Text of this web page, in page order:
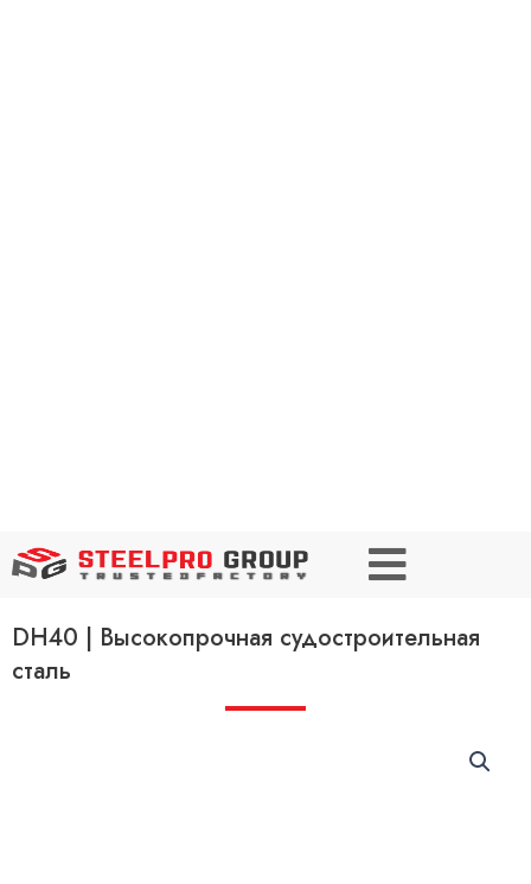
DH40 | Высокопрочная судостроительная
сталь